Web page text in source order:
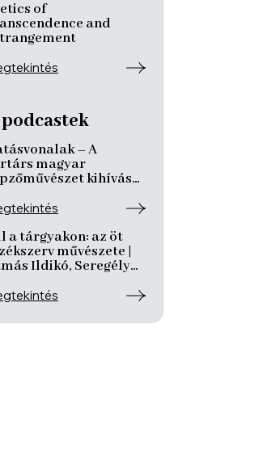
of
and
– A
magyar
kihívásai
Koppány, Reining
a tárgyakon: az öt
művészete |
Ildikó, Seregély